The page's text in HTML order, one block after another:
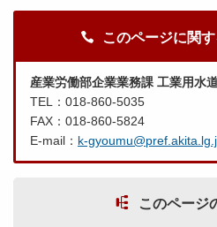
このページに関
産業労働部企業業務課 工業用水
TEL：018-860-5035
FAX：018-860-5824
E-mail： k-
このページ